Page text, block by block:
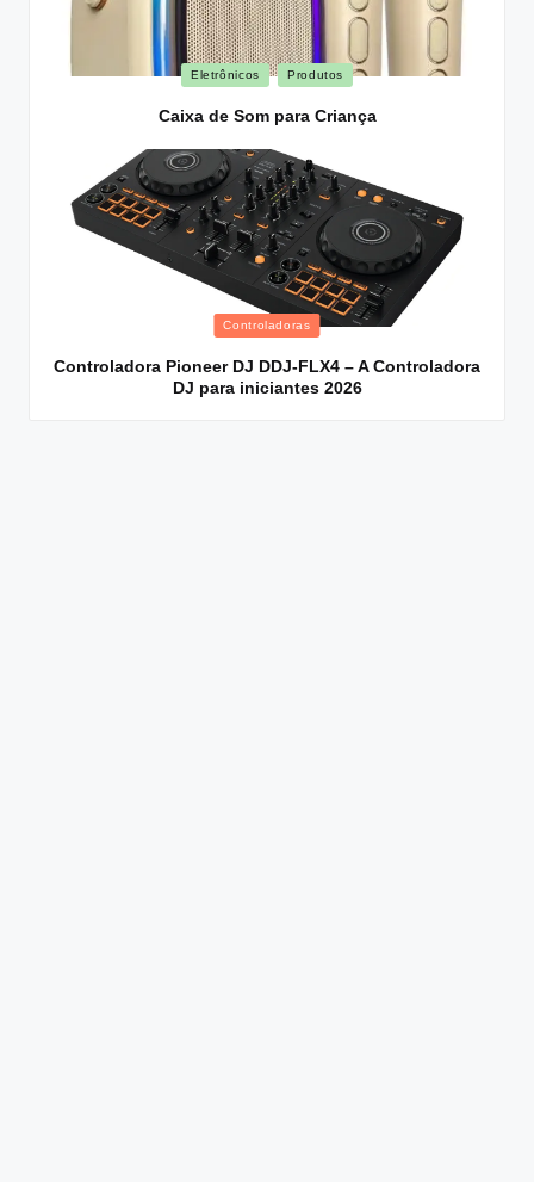
Posted
Eletrônicos Produtos
Caixa de Som para Criança
Posted
Controladoras
Controladora Pioneer DJ DDJ-FLX4 – A Controladora
DJ para iniciantes 2026